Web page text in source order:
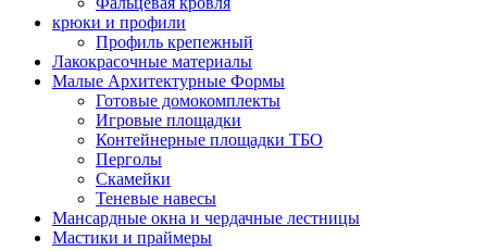
крюки и профили
Профиль крепежный
Лакокрасочные материалы
Малые Архитектурные Формы
Готовые домокомплекты
Игровые площадки
Контейнерные площадки ТБО
Перголы
Скамейки
Теневые навесы
Мансардные окна и чердачные лестницы
Мастики и праймеры